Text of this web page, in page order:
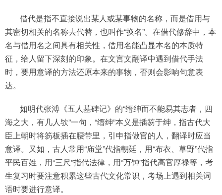
借代是指不直接说出某人或某事物的名称，而是借用与
其密切相关的名称去代替，也叫作“换名”。在借代修辞中，本
名与借用名之间具有相关性，借用名能凸显本名的本质特
征，给人留下深刻的印象。在文言文翻译中遇到借代手法
时，要用意译的方法还原本来的事物，否则会影响句意表
达。
如明代张溥《五人墓碑记》的“缙绅而不能易其志者，四
海之大，有几人欤”一句，“缙绅”本义是插笏于绅，指古代大
臣上朝时将笏板插在腰带里，引申指做官的人，翻译时应当
意译。又如，古人常用“庙堂”代指朝廷，用“布衣、草野”代指
平民百姓，用“三尺”指代法律，用“万钟”指代高官厚禄等，考
生复习时要注意积累这些古代文化常识，考场上遇到相关词
语时要进行意译。